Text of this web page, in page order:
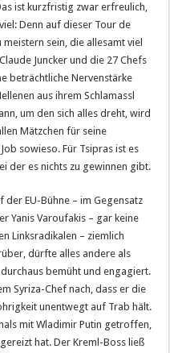
ist kurzfristig zwar erfreulich,
Denn auf dieser Tour de
sein, die allesamt viel
Juncker und die 27 Chefs
beträchtliche Nervenstärke
aus ihrem Schlamassl
um den sich alles dreht, wird
Mätzchen für seine
sowieso. Für Tsipras ist es
der es nichts zu gewinnen gibt.
EU-Bühne – im Gegensatz
Yanis Varoufakis – gar keine
Linksradikalen – ziemlich
dürfte alles andere als
bemüht und engagiert.
Syriza-Chef nach, dass er die
unentwegt auf Trab hält.
mit Wladimir Putin getroffen,
hat. Der Kreml-Boss ließ